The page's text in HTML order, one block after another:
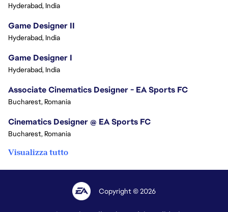
Hyderabad, India
Game Designer II
Hyderabad, India
Game Designer I
Hyderabad, India
Associate Cinematics Designer - EA Sports FC
Bucharest, Romania
Cinematics Designer @ EA Sports FC
Bucharest, Romania
Visualizza tutto
Copyright © 2026